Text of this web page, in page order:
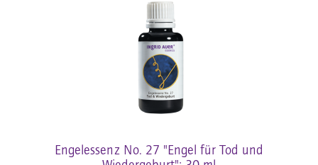
Engelessenz No. 27 "Engel für Tod und